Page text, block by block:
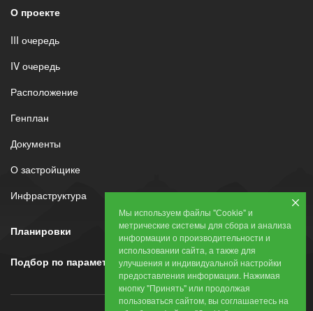
О проекте
III очередь
IV очередь
Расположение
Генплан
Документы
О застройщике
Инфраструктура
Планировки
Подбор по параметрам
Мы используем файлы "Сookie" и
метрические системы для сбора и анализа
информации о производительности и
использовании сайта, а также для
улучшения и индивидуальной настройки
предоставления информации. Нажимая
кнопку "Принять" или продолжая
пользоваться сайтом, вы соглашаетесь на